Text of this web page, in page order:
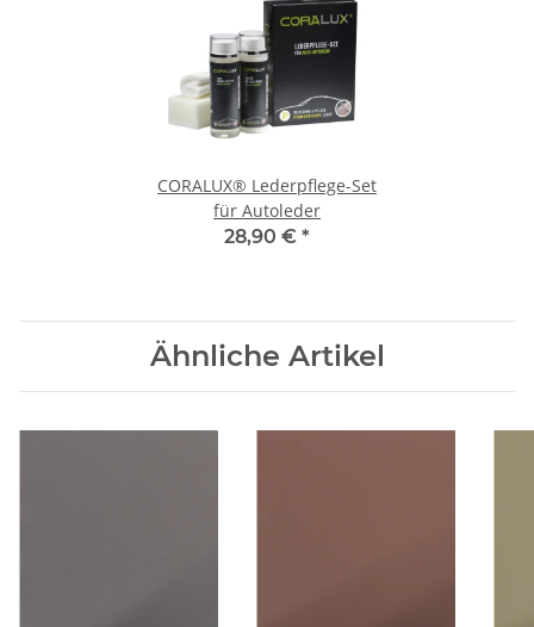
CORALUX® Lederpflege-Set
für Autoleder
28,90 € *
Ähnliche Artikel